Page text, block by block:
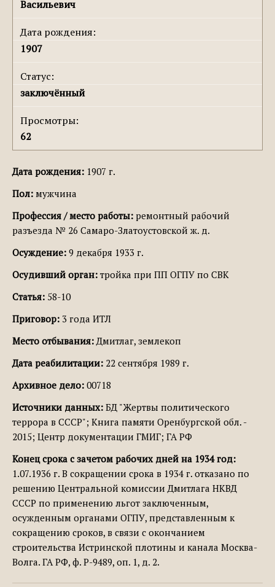
Васильевич
Дата рождения:
1907
Статус:
заключённый
Просмотры:
62
Дата рождения: 1907 г.
Пол: мужчина
Профессия / место работы: ремонтный рабочий
разъезда № 26 Самаро-Златоустовской ж. д.
Осуждение: 9 декабря 1933 г.
Осудивший орган: тройка при ПП ОГПУ по СВК
Статья: 58-10
Приговор: 3 года ИТЛ
Место отбывания:Дмитлаг, землекоп
Дата реабилитации: 22 сентября 1989 г.
Архивное дело: 00718
Источники данных: БД "Жертвы политического
террора в СССР"; Книга памяти Оренбургской обл. -
2015; Центр документации ГМИГ; ГА РФ
Конец срока с зачетом рабочих дней на 1934 год:
1.07.1936 г. В сокращении срока в 1934 г. отказано по
решению Центральной комиссии Дмитлага НКВД
СССР по применению льгот заключенным,
осужденным органами ОГПУ, представленным к
сокращению сроков, в связи с окончанием
строительства Истринской плотины и канала Москва-
Волга. ГА РФ, ф. Р-9489, оп. 1, д. 2.